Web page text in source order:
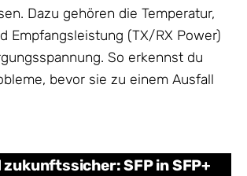
Dazu gehören die Temperatur,
Empfangsleistung (TX/RX Power)
So erkennst du
bevor sie zu einem Ausfall
zukunftssicher: SFP in SFP+